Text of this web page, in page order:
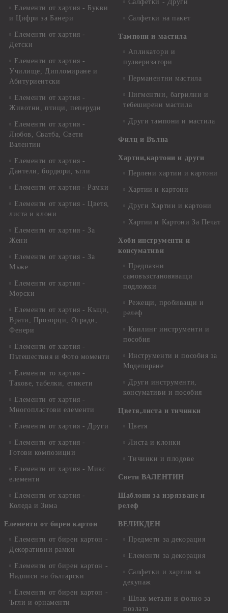
Елементи от хартия - Букви
и Цифри за Банери
Елементи от хартия -
Детски
Елементи от хартия -
Училище, Дипломиране и
Абитуриентски
Елементи от хартия -
Животни, птици, пеперуди
Елементи от хартия -
Любов, Сватба, Свети
Валентин
Елементи от хартия -
Дантели, бордюри, ъгли
Елементи от хартия - Рамки
Елементи от хартия - Цветя,
листа и клони
Елементи от хартия - За
Жени
Елементи от хартия - За
Мъже
Елементи от хартия -
Морски
Елементи от хартия - Къщи,
Врати, Прозорци, Огради,
Фенери
Елементи от хартия -
Пътешествия и Фото моменти
Елементи то хартия -
Такове, табелки, етикети
Елементи от хартия -
Многопластови елементи
Елементи от хартия - Други
Елементи от хартия -
Готови композиции
Елементи от хартия - Микс
елементи
Елементи от хартия -
Коледа и Зима
Елементи от бирен картон
Елементи от бирен картон -
Декоративни рамки
Елементи от бирен картон -
Надписи на български
Елементи от бирен картон -
Ъгли и орнаменти
Салфетки - Други
Салфетки на пакет
Тампони и мастила
Апликатори и
пулверизатори
Перманентни мастила
Пигментни, багрилни и
тебеширени мастила
Други тампони и мастила
Филц и Вълна
Хартии,картони и други
Перлени хартии и картони
Хартии и картони
Други Хартии и картони
Хартии и Картони За Печат
Хоби инструменти и
консумативи
Предпазни
самовъзстановяващи
подложки
Режещи, пробиващи и
релеф
Квилинг инструменти и
пособия
Инструменти и пособия за
Моделиране
Други инструменти,
консумативи и пособия
Цветя,листа и тичинки
Цветя
Листа и клонки
Тичинки и плодове
Свети ВАЛЕНТИН
Шаблони за изрязване и
релеф
ВЕЛИКДЕН
Предмети за декорация
Елементи за декорация
Салфетки и хартии за
декупаж
Шлак метали и фолио за
позлата